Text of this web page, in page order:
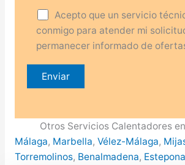
Acepto que un servicio
conmigo para atender mi
permanecer informado de
Otros Servicios Calentadores
Málaga, Marbella, Vélez-Málaga,
Torremolinos, Benalmadena, Estepona